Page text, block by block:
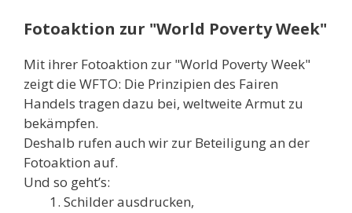
Fotoaktion zur "World Poverty Week"
Mit ihrer Fotoaktion zur "World Poverty Week"
zeigt die WFTO: Die Prinzipien des Fairen
Handels tragen dazu bei, weltweite Armut zu
bekämpfen.
Deshalb rufen auch wir zur Beteiligung an der
Fotoaktion auf.
Und so geht’s:
Schilder ausdrucken,